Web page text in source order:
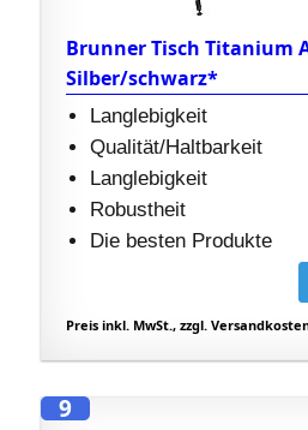
Brunner Tisch Titanium
Silber/schwarz*
Langlebigkeit
Qualität/Haltbarkeit
Langlebigkeit
Robustheit
Die besten Produkte
Preis inkl. MwSt., zzgl.
9